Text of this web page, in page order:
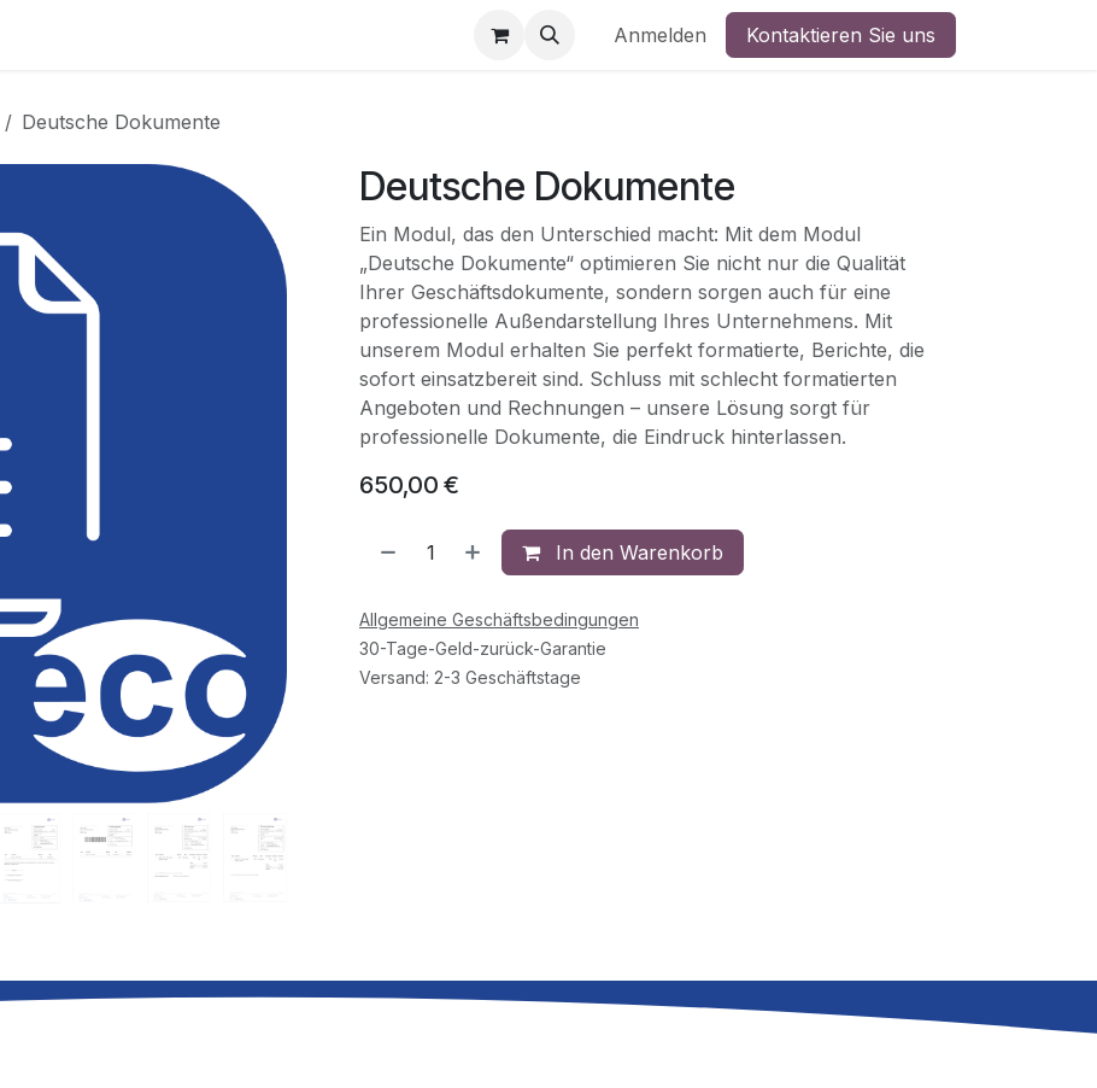
Anmelden Kontaktieren Sie uns
Deutsche Dokumente
Deutsche Dokumente
Ein Modul, das den Unterschied macht: Mit dem Modul
„Deutsche Dokumente“ optimieren Sie nicht nur die Qualität
Ihrer Geschäftsdokumente, sondern sorgen auch für eine
professionelle Außendarstellung Ihres Unternehmens. Mit
unserem Modul erhalten Sie perfekt formatierte, Berichte, die
sofort einsatzbereit sind. Schluss mit schlecht formatierten
Angeboten und Rechnungen – unsere Lösung sorgt für
professionelle Dokumente, die Eindruck hinterlassen.
650,00 €
In den Warenkorb
Allgemeine Geschäftsbedingungen
30-Tage-Geld-zurück-Garantie
Versand: 2-3 Geschäftstage